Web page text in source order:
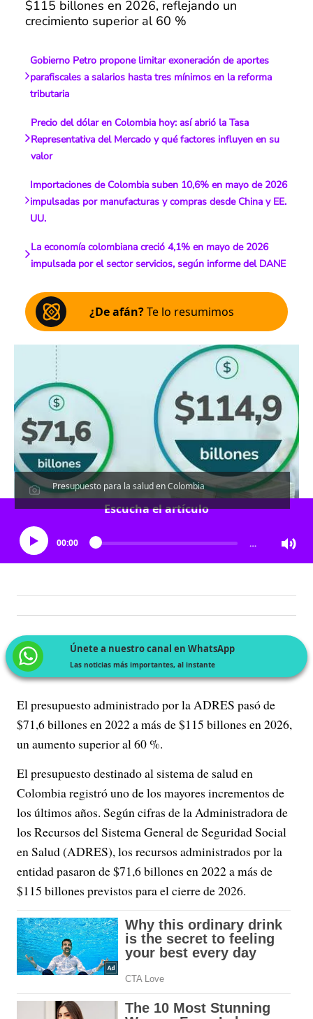
$115 billones en 2026, reflejando un
crecimiento superior al 60 %
Gobierno Petro propone limitar exoneración de aportes
parafiscales a salarios hasta tres mínimos en la reforma
tributaria
Precio del dólar en Colombia hoy: así abrió la Tasa
Representativa del Mercado y qué factores influyen en su
valor
Importaciones de Colombia suben 10,6% en mayo de 2026
impulsadas por manufacturas y compras desde China y EE.
UU.
La economía colombiana creció 4,1% en mayo de 2026
impulsada por el sector servicios, según informe del DANE
¿De afán?Te lo resumimos
Presupuesto para la salud en Colombia
Escucha el artículo
00:00 …
Únete a nuestro canal en WhatsApp
Las noticias más importantes, al instante
El presupuesto administrado por la ADRES pasó de
$71,6 billones en 2022 a más de $115 billones en 2026,
un aumento superior al 60 %.
El presupuesto destinado al sistema de salud en
Colombia registró uno de los mayores incrementos de
los últimos años. Según cifras de la Administradora de
los Recursos del Sistema General de Seguridad Social
en Salud (ADRES), los recursos administrados por la
entidad pasaron de $71,6 billones en 2022 a más de
$115 billones previstos para el cierre de 2026.